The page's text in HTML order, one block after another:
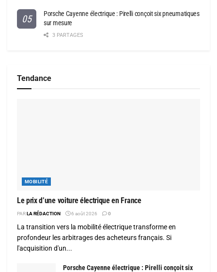
Porsche Cayenne électrique : Pirelli conçoit six pneumatiques
sur mesure
3 PARTAGES
Tendance
MOBILITÉ
Le prix d’une voiture électrique en France
PARLA RÉDACTION 6 août 2026 0
La transition vers la mobilité électrique transforme en
profondeur les arbitrages des acheteurs français. Si
l'acquisition d'un...
Porsche Cayenne électrique : Pirelli conçoit six